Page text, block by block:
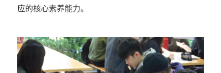
应的核心素养能力。